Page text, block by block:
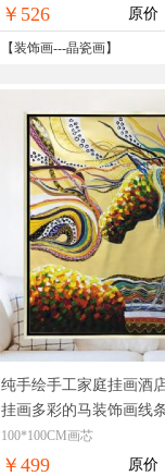
退换
￥526 原价
【装饰画---晶瓷画】
纯手绘手工家庭挂画酒
挂画多彩的马装饰画线
现货图片，在线支付，
100*100CM画芯
￥499 原价